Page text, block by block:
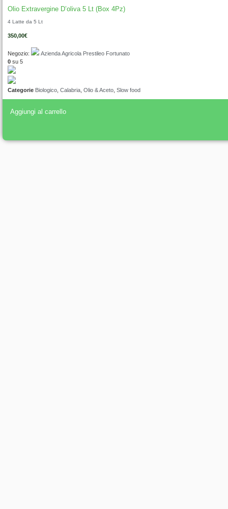
Olio Extravergine D’oliva 5 Lt (Box 4Pz)
4 Latte da 5 Lt
350,00€
Negozio:
Azienda Agricola Prestileo Fortunato
0 su 5
Categorie Biologico Calabria Olio & Aceto Slow food
Aggiungi al carrello